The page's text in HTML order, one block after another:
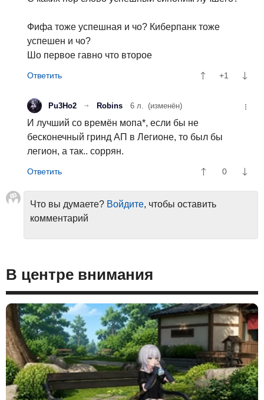
Фифа тоже успешная и чо? Киберпанк тоже
успешен и чо?
Шо первое гавно что второе
+1
Pu3Ho2 Robins 6 л. (изменён)
И лучший со времён мопа*, если бы не
бесконечный гринд АП в Легионе, то был бы
легион, а так.. соррян.
0
Что вы думаете? Войдите, чтобы оставить
комментарий
В центре внимания